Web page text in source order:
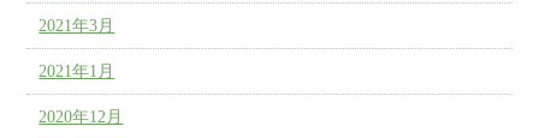
2021年3月
2021年1月
2020年12月